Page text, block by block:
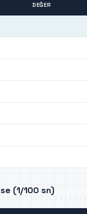
DEĞER
(1/100 sn)